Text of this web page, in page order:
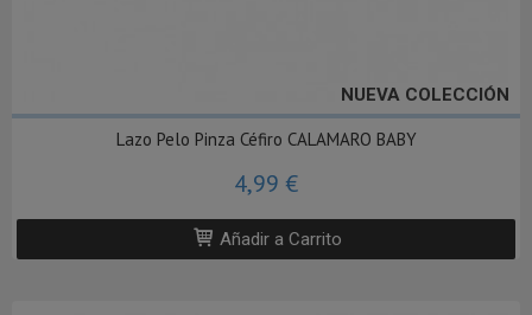
NUEVA COLECCIÓN
Lazo Pelo Pinza Céfiro CALAMARO BABY
4,99 €
Añadir a Carrito